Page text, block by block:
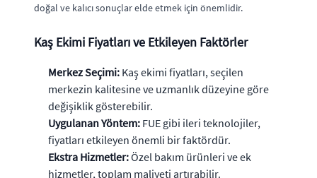
doğal ve kalıcı sonuçlar elde etmek için önemlidir.
Kaş Ekimi Fiyatları ve Etkileyen Faktörler
Merkez Seçimi: Kaş ekimi fiyatları, seçilen
merkezin kalitesine ve uzmanlık düzeyine göre
değişiklik gösterebilir.
Uygulanan Yöntem: FUE gibi ileri teknolojiler,
fiyatları etkileyen önemli bir faktördür.
Ekstra Hizmetler:Özel bakım ürünleri ve ek
hizmetler, toplam maliyeti artırabilir.